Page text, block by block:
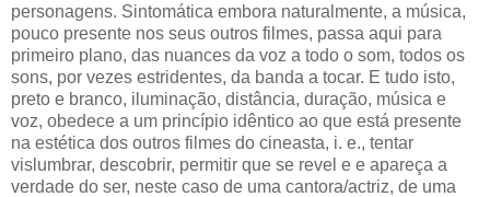
personagens. Sintomática embora naturalmente, a música,
pouco presente nos seus outros filmes, passa aqui para
primeiro plano, das nuances da voz a todo o som, todos os
sons, por vezes estridentes, da banda a tocar. E tudo isto,
preto e branco, iluminação, distância, duração, música e
voz, obedece a um princípio idêntico ao que está presente
na estética dos outros filmes do cineasta, i. e., tentar
vislumbrar, descobrir, permitir que se revel e e apareça a
verdade do ser, neste caso de uma cantora/actriz, de uma